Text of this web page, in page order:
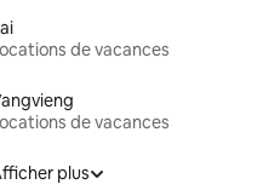
de vacances
de vacances
plus